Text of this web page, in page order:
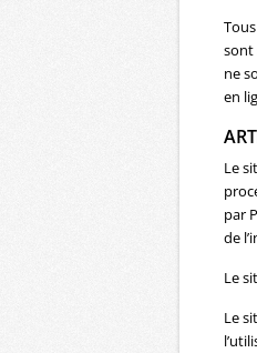
sont
ne
en
Le
par
de
Le
Le